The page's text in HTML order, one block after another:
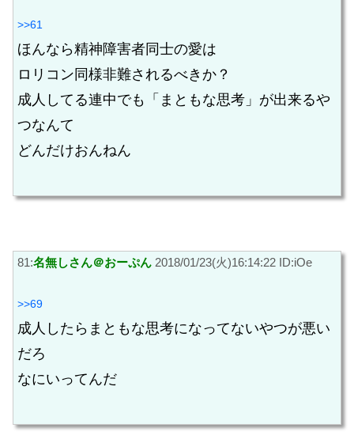
>>61
ほんなら精神障害者同士の愛は
ロリコン同様非難されるべきか？
成人してる連中でも「まともな思考」が出来るや
つなんて
どんだけおんねん
81:名無しさん＠おーぷん 2018/01/23(火)16:14:22 ID:iOe
>>69
成人したらまともな思考になってないやつが悪い
だろ
なにいってんだ